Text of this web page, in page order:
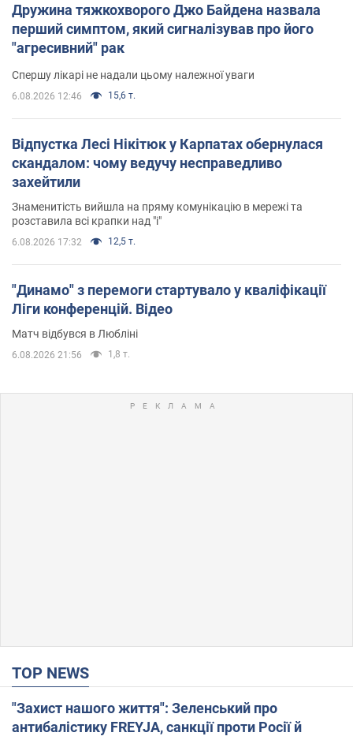
Дружина тяжкохворого Джо Байдена назвала
перший симптом, який сигналізував про його
"агресивний" рак
Спершу лікарі не надали цьому належної уваги
6.08.2026 12:46 15,6 т.
Відпустка Лесі Нікітюк у Карпатах обернулася
скандалом: чому ведучу несправедливо
захейтили
Знаменитість вийшла на пряму комунікацію в мережі та
розставила всі крапки над "і"
6.08.2026 17:32 12,5 т.
"Динамо" з перемоги стартувало у кваліфікації
Ліги конференцій. Відео
Матч відбувся в Любліні
6.08.2026 21:56 1,8 т.
TOP NEWS
"Захист нашого життя": Зеленський про
антибалістику FREYJA, санкції проти Росії й